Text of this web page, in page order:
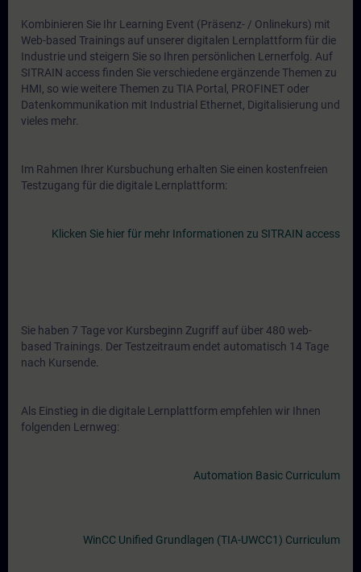
Kombinieren Sie Ihr Learning Event (Präsenz- / Onlinekurs) mit
Web-based Trainings auf unserer digitalen Lernplattform für die
Industrie und steigern Sie so Ihren persönlichen Lernerfolg. Auf
SITRAIN access finden Sie verschiedene ergänzende Themen zu
HMI, so wie weitere Themen zu TIA Portal, PROFINET oder
Datenkommunikation mit Industrial Ethernet, Digitalisierung und
vieles mehr.
Im Rahmen Ihrer Kursbuchung erhalten Sie einen kostenfreien
Testzugang für die digitale Lernplattform:
Klicken Sie hier für mehr Informationen zu SITRAIN access
Sie haben 7 Tage vor Kursbeginn Zugriff auf über 480 web-
based Trainings. Der Testzeitraum endet automatisch 14 Tage
nach Kursende.
Als Einstieg in die digitale Lernplattform empfehlen wir Ihnen
folgenden Lernweg:
Automation Basic Curriculum
WinCC Unified Grundlagen (TIA-UWCC1) Curriculum